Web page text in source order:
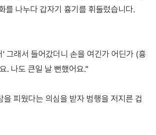
를 나누다 갑자기 흉기를 휘둘렀습니다.
그래서 들어갔더니 손을 여긴가 어딘가 (흉
. 나도 큰일 날 뻔했어요."
을 피웠다는 의심을 받자 범행을 저지른 겁